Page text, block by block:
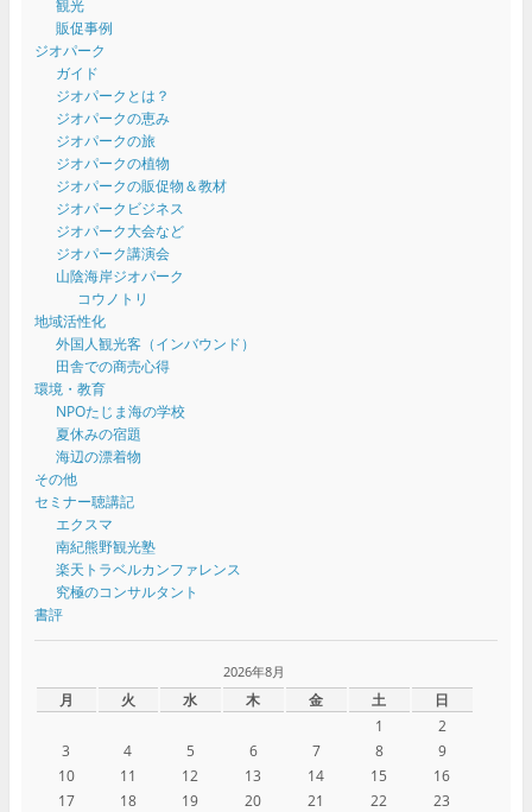
観光
販促事例
ジオパーク
ガイド
ジオパークとは？
ジオパークの恵み
ジオパークの旅
ジオパークの植物
ジオパークの販促物＆教材
ジオパークビジネス
ジオパーク大会など
ジオパーク講演会
山陰海岸ジオパーク
コウノトリ
地域活性化
外国人観光客（インバウンド）
田舎での商売心得
環境・教育
NPOたじま海の学校
夏休みの宿題
海辺の漂着物
その他
セミナー聴講記
エクスマ
南紀熊野観光塾
楽天トラベルカンファレンス
究極のコンサルタント
書評
2026年8月
月 火 水 木 金 土
日
1
2
3
4 5 6 7 8
9
10
11 12 13 14 15
16
17
18 19 20 21 22 23